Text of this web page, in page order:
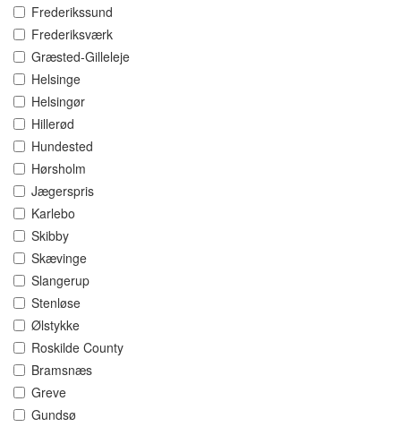
Frederikssund
Frederiksværk
Græsted-Gilleleje
Helsinge
Helsingør
Hillerød
Hundested
Hørsholm
Jægerspris
Karlebo
Skibby
Skævinge
Slangerup
Stenløse
Ølstykke
Roskilde County
Bramsnæs
Greve
Gundsø